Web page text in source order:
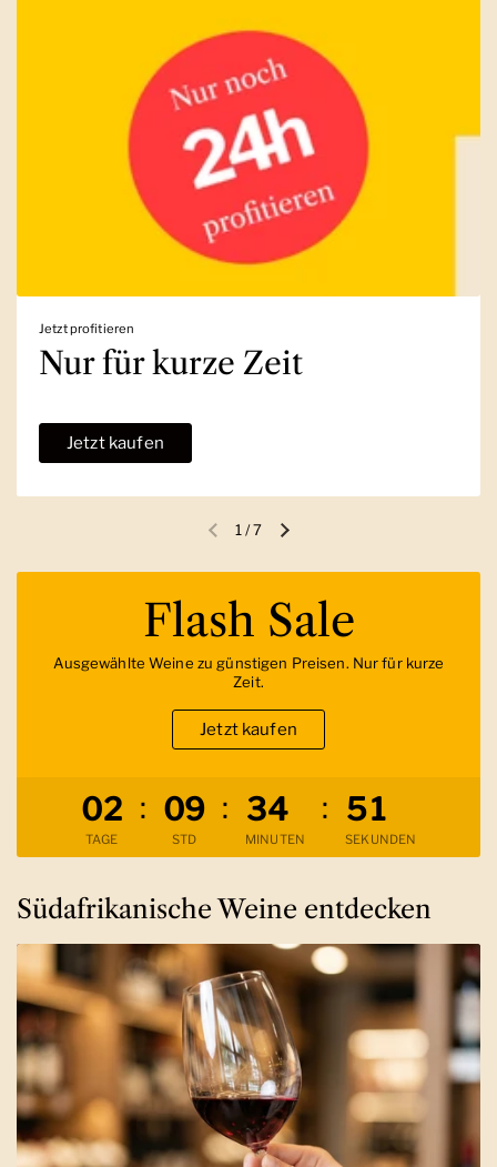
Jetzt profitieren
Nur für kurze Zeit
Jetzt kaufen
Vorherige FolieNächste Folie
1 /7
Verbleibende Zeit
02
TAGE
: 09
STD
: 34
MINUTEN
: 50
SEKUNDEN
Flash Sale
Ausgewählte Weine zu günstigen Preisen. Nur für kurze
Zeit.
Jetzt kaufen
Südafrikanische Weine entdecken